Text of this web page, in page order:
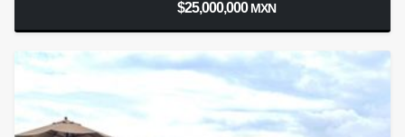
$25,000,000MXN